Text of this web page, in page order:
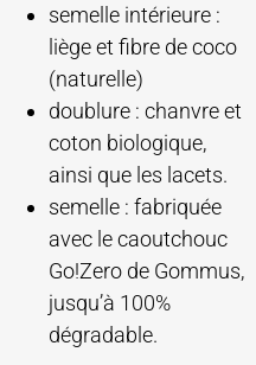
semelle intérieure :
liège et fibre de coco
(naturelle)
doublure : chanvre et
coton biologique,
ainsi que les lacets.
semelle : fabriquée
avec le caoutchouc
Go!Zero de Gommus,
jusqu’à 100%
dégradable.